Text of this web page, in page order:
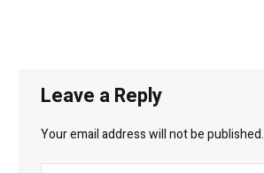
Leave a Reply
Your email address will not be published.